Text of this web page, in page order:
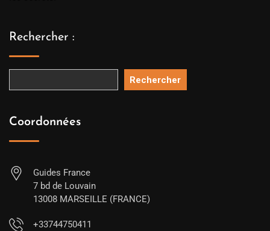
Rechercher :
Rechercher
Coordonnées
Guides France
7 bd de Louvain
13008 MARSEILLE (FRANCE)
+33744750411